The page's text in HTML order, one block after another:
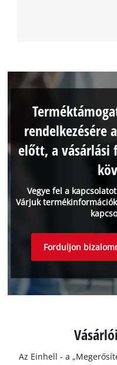
Vegye fel a
Várjuk
rendelkezésére
előtt, a vásárlási
Forduljon
Az Einhell - a